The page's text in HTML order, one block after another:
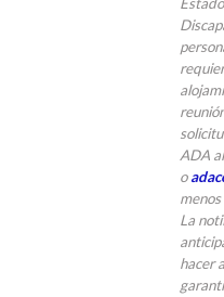
ADA
o
La
hacer